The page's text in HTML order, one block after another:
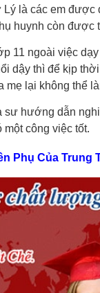
Lý là các em được
huynh còn được
11 ngoài việc
dậy thì để kịp
mẹ lại không thể
sư hướng dẫn
công việc tốt.
Phụ Của Trung